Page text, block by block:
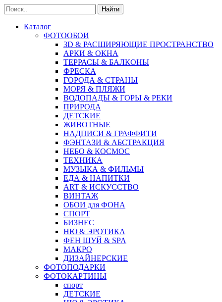
Найти
Каталог
ФОТООБОИ
3D & РАСШИРЯЮЩИЕ ПРОСТРАНСТВО
АРКИ & ОКНА
ТЕРРАСЫ & БАЛКОНЫ
ФРЕСКА
ГОРОДА & СТРАНЫ
МОРЯ & ПЛЯЖИ
ВОДОПАДЫ & ГОРЫ & РЕКИ
ПРИРОДА
ДЕТСКИЕ
ЖИВОТНЫЕ
НАДПИСИ & ГРАФФИТИ
ФЭНТАЗИ & АБСТРАКЦИЯ
НЕБО & КОСМОС
ТЕХНИКА
МУЗЫКА & ФИЛЬМЫ
ЕДА & НАПИТКИ
ART & ИСКУССТВО
ВИНТАЖ
ОБОИ для ФОНА
СПОРТ
БИЗНЕС
НЮ & ЭРОТИКА
ФЕН ШУЙ & SPA
МАКРО
ДИЗАЙНЕРСКИЕ
ФОТОПОДАРКИ
ФОТОКАРТИНЫ
спорт
ДЕТСКИЕ